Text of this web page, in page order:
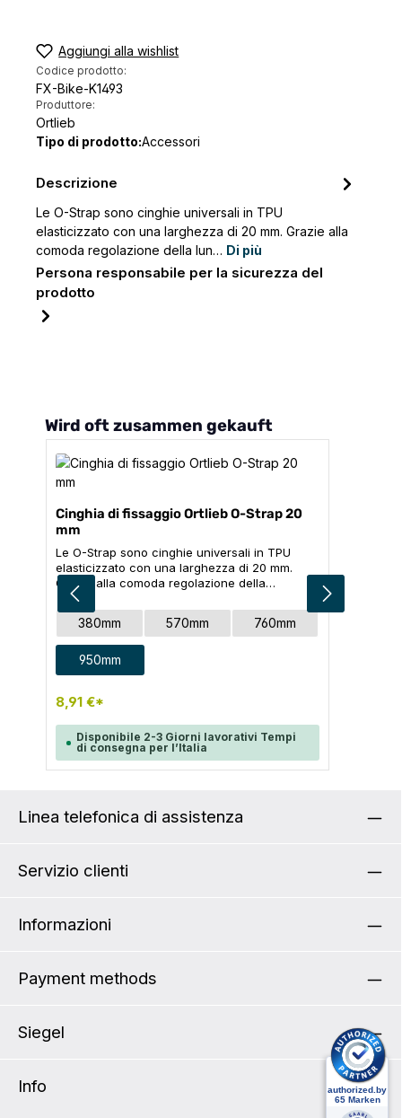
Aggiungi alla wishlist
Codice prodotto:
FX-Bike-K1493
Produttore:
Ortlieb
Tipo di prodotto:Accessori
Descrizione
Le O-Strap sono cinghie universali in TPU
elasticizzato con una larghezza di 20 mm. Grazie alla
comoda regolazione della lun… Di più
Persona responsabile per la sicurezza del
prodotto
Salta la galleria dei prodotti
Wird oft zusammen gekauft
Cinghia di fissaggio Ortlieb O-Strap 20
mm
Le O-Strap sono cinghie universali in TPU
elasticizzato con una larghezza di 20 mm.
Grazie alla comoda regolazione della
lunghezza, possono essere utilizzate in diversi
modi per fissare in modo sicuro qualsiasi
attrezzatura alla bicicletta o per altre attività
all'aperto. La lunghezza può essere regolata
anche su entrambe le estremità della cinghia.
Seleziona
Taglia
380mm 570mm 760mm
950mm
8,91 €*
Disponibile 2-3 Giorni lavorativi Tempi
di consegna per l’Italia
Linea telefonica di assistenza
Servizio clienti
Informazioni
Payment methods
Siegel
Info